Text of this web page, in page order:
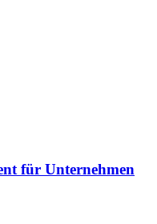
für Unternehmen